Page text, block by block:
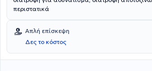
περιστατικά
Απλή επίσκεψη
Δες το κόστος